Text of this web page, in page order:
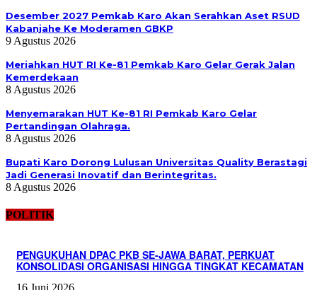
Desember 2027 Pemkab Karo Akan Serahkan Aset RSUD
Kabanjahe Ke Moderamen GBKP
9 Agustus 2026
Meriahkan HUT RI Ke-81 Pemkab Karo Gelar Gerak Jalan
Kemerdekaan
8 Agustus 2026
Menyemarakan HUT Ke-81 RI Pemkab Karo Gelar
Pertandingan Olahraga.
8 Agustus 2026
Bupati Karo Dorong Lulusan Universitas Quality Berastagi
Jadi Generasi Inovatif dan Berintegritas.
8 Agustus 2026
POLITIK
PENGUKUHAN DPAC PKB SE-JAWA BARAT, PERKUAT
KONSOLIDASI ORGANISASI HINGGA TINGKAT KECAMATAN
16 Juni 2026